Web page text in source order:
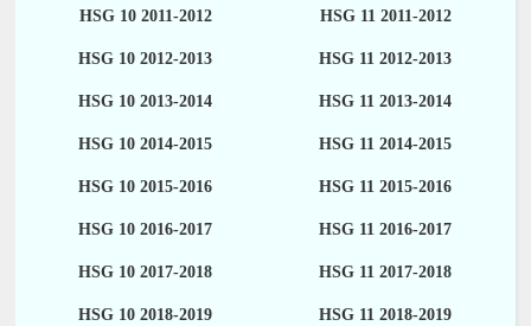
HSG 10 2011-2012 HSG 11 2011-2012
HSG 10 2012-2013 HSG 11 2012-2013
HSG 10 2013-2014 HSG 11 2013-2014
HSG 10 2014-2015 HSG 11 2014-2015
HSG 10 2015-2016 HSG 11 2015-2016
HSG 10 2016-2017 HSG 11 2016-2017
HSG 10 2017-2018 HSG 11 2017-2018
HSG 10 2018-2019 HSG 11 2018-2019